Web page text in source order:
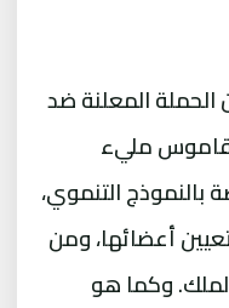
الحملة المعلنة ضد
قاموس مليء
بالنموذج التنموي،
أعضائها، ومن
وكما هو